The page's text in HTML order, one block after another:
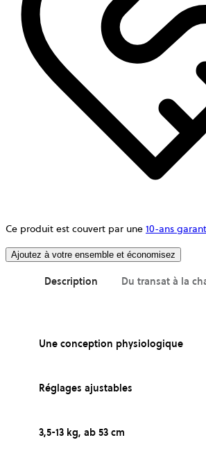
Ce produit est couvert par une 10-ans
Ajoutez à votre ensemble et économisez
Description Du transat à la
Une conception physiologique
Réglages ajustables
3,5-13 kg, ab 53 cm